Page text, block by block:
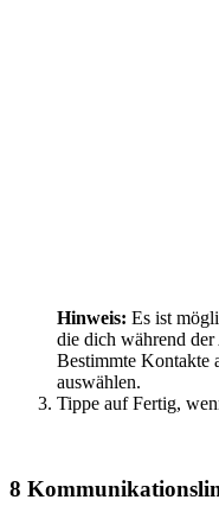
Hinweis: Es ist
die dich während
Bestimmte Kontakte
auswählen.
Tippe auf Fertig,
8